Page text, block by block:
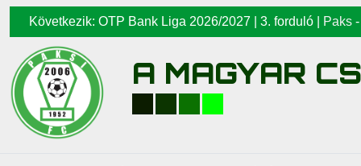
Következik: OTP Bank Liga 2026/2027 | 3. forduló | Paks
A MAGYAR